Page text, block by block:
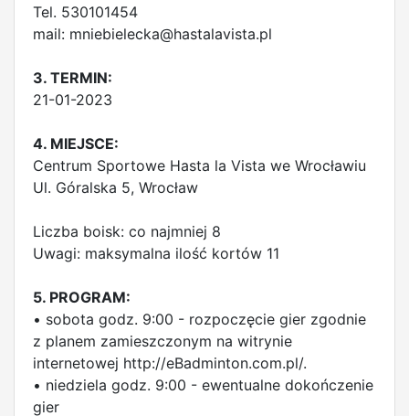
Tel. 530101454
mail: mniebielecka@hastalavista.pl
3. TERMIN:
21-01-2023
4. MIEJSCE:
Centrum Sportowe Hasta la Vista we Wrocławiu
Ul. Góralska 5, Wrocław
Liczba boisk: co najmniej 8
Uwagi: maksymalna ilość kortów 11
5. PROGRAM:
• sobota godz. 9:00 - rozpoczęcie gier zgodnie
z planem zamieszczonym na witrynie
internetowej http://eBadminton.com.pl/.
• niedziela godz. 9:00 - ewentualne dokończenie
gier